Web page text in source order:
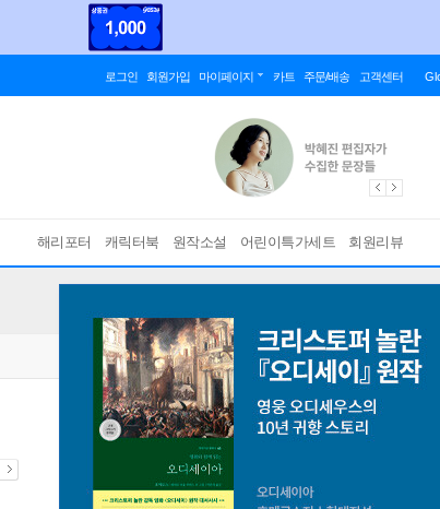
로그인 회원가입 마이페이지 카트 주문/배송 고객센터
해리포터 캐릭터북 원작소설 어린이특가세트 회원리뷰